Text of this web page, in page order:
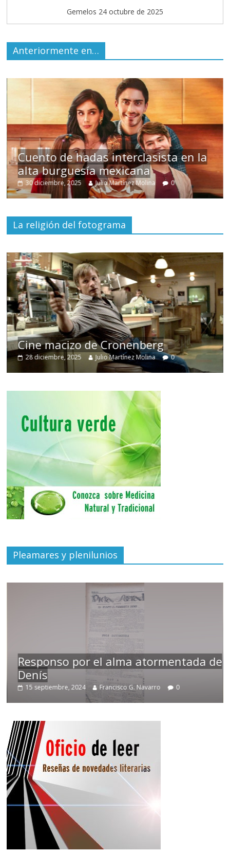
Gemelos 24 octubre de 2025
Anteriormente en…
Cuento de hadas interclasista en la
alta burguesía mexicana
30 diciembre, 2025 Julio Martínez Molina 0
La religión del fotograma
Cine macizo de Cronenberg
28 diciembre, 2025 Julio Martínez Molina 0
Pleamares y plenilunios
Responso por el alma atormentada de
Denís
15 septiembre, 2024 Francisco G. Navarro 0